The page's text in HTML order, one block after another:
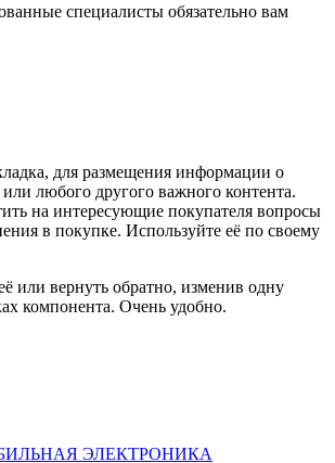
специалисты обязательно вам
для размещения информации о
или любого другого важного контента.
на интересующие покупателя вопросы
в покупке. Используйте её по своему
или вернуть обратно, изменив одну
компонента. Очень удобно.